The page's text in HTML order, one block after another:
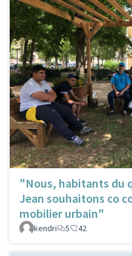
"Nous, habitants du
Jean souhaitons co
mobilier urbain"
kendri 5 42